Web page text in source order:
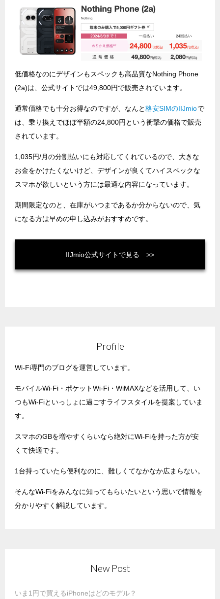
低価格なのにデザインもスペックも高品質なNothing Phone
(2a)は、公式サイトでは49,800円で販売されています。
通常価格でも十分お得なのですが、なんと格安SIMのIIJmioで
は、乗り換えでほぼ半額の24,800円という衝撃の価格で販売
されています。
1,035円/月の分割払いにも対応してくれているので、大きな
お金をかけたくないけど、デザインが良くてハイスペックな
スマホが欲しいという方には最適な内容になっています。
期間限定なのと、在庫がいつまであるか分からないので、気
になる方は早めの申し込みがおすすめです。
IIJmio公式サイトで見る
Profile
Wi-Fi専門のブログを運営しています。
モバイルWi-Fi・ポケットWi-Fi・WiMAXなどを活用して、い
つもWi-Fiといっしょに過ごすライフスタイルを提案していま
す。
スマホのGBを増やすくらいなら絶対にWi-Fiを持った方が安
くて快適です。
1台持っていたら便利なのに、難しくてなかなか広まらない。
そんなWi-Fiをみんなに知ってもらいたいという思いで情報を
分かりやすく解説しています。
New Post
いま1円で買えるiPhoneはどのモデル？